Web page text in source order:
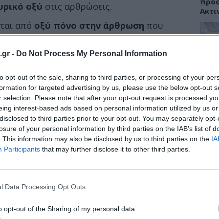
- Do Not Process My Personal Information
opt-out of the sale, sharing to third parties, or processing of your
for targeted advertising by us, please use the below opt-out
selection. Please note that after your opt-out request is processed
interest-based ads based on personal information utilized by us
to third parties prior to your opt-out. You may separately
of your personal information by third parties on the IAB’s list of
This information may also be disclosed by us to third parties on the
Participants that may further disclose it to other third parties.
Data Processing Opt Outs
opt-out of the Sharing of my personal data.
οξύ στις αρθρώσεις.
από οξύ πόνο στην άρθρωση που
πίεση, από φλεγμονή της άρθρωσης,
του δέρματοςγύρω από την άρθρωση.
αίμα υπερβαίνουν 10 mg/dL, τότε
ανάπτυξης ουρικής αρθρίτιδας.
αρθρίτιδας, ξέρετε ότι είναι ένας
Θα πρέπει επίσης να γνωρίζετε ότι ο
όταν η διατροφή σας είναι πλούσια